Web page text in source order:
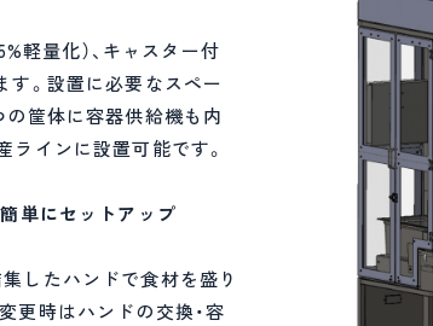
軽量化）、キャスター付
す。設置に必要なスペー
の筐体に容器供給機も内
ラインに設置可能です。
簡単にセットアップ
したハンドで食材を盛り
更時はハンドの交換・容